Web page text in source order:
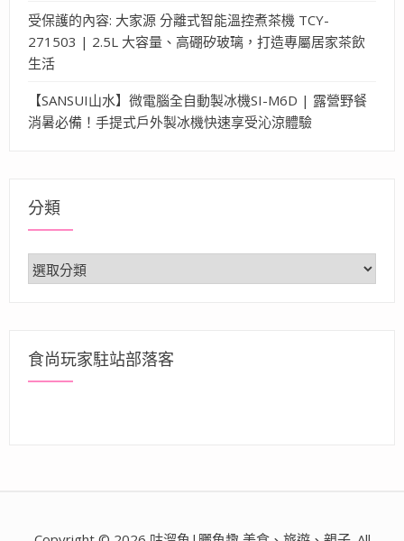
受保護的內容: 大家源 分離式智能溫控煮茶機 TCY-
271503 | 2.5L 大容量、高硼矽玻璃，打造專屬居家茶飲
生活
【SANSUI山水】微電腦全自動製冰機SI-M6D | 露營野餐
消暑必備！手提式戶外製冰機快速享受沁涼體驗
分類
分
類
食尚玩家駐站部落客